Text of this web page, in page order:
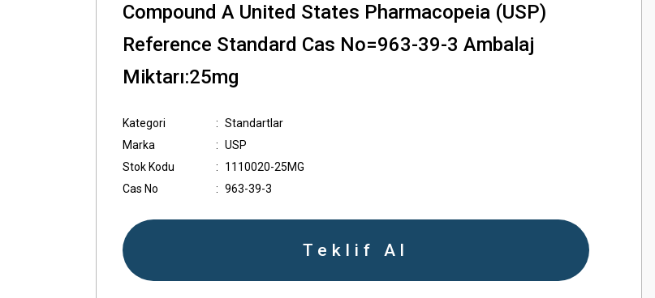
Compound A United States Pharmacopeia (USP)
Reference Standard Cas No=963-39-3 Ambalaj
Miktarı:25mg
Kategori
Standartlar
Marka
USP
Stok Kodu
1110020-25MG
Cas No
963-39-3
Teklif Al